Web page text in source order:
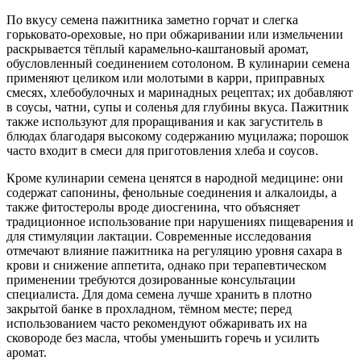
По вкусу семена пажитника заметно горчат и слегка
горьковато-ореховые, но при обжаривании или измельчении
раскрывается тёплый карамельно-каштановый аромат,
обусловленный соединением сотолоном. В кулинарии семена
применяют целиком или молотыми в карри, приправных
смесях, хлебобулочных и маринадных рецептах; их добавляют
в соусы, чатни, супы и соленья для глубины вкуса. Пажитник
также используют для проращивания и как загуститель в
блюдах благодаря высокому содержанию муцилажа; порошок
часто входит в смеси для приготовления хлеба и соусов.
Кроме кулинарии семена ценятся в народной медицине: они
содержат сапонины, фенольные соединения и алкалоиды, а
также фитостеролы вроде диосгенина, что объясняет
традиционное использование при нарушениях пищеварения и
для стимуляции лактации. Современные исследования
отмечают влияние пажитника на регуляцию уровня сахара в
крови и снижение аппетита, однако при терапевтическом
применении требуются дозированные консультации
специалиста. Для дома семена лучше хранить в плотно
закрытой банке в прохладном, тёмном месте; перед
использованием часто рекомендуют обжаривать их на
сковороде без масла, чтобы уменьшить горечь и усилить
аромат.